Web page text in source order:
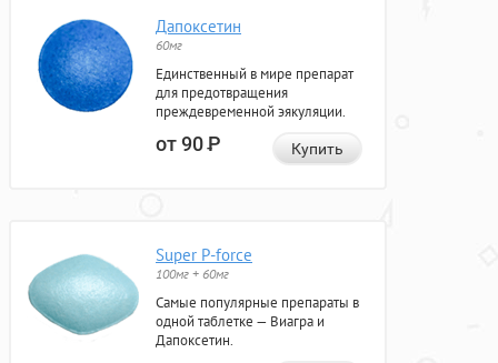
Дапоксетин
60мг
Единственный в мире препарат
для предотвращения
преждевременной эякуляции.
от 90Р Купить
Super P-force
100мг + 60мг
Самые популярные препараты в
одной таблетке — Виагра и
Дапоксетин.